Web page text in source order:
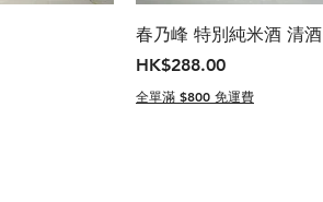
春乃峰 特別純米酒 清酒
價格
HK$288.00
全單滿 $800 免運費